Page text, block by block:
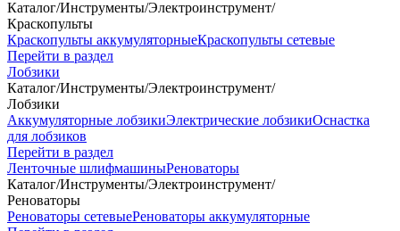
Каталог/Инструменты/Электроинструмент/
Краскопульты
Краскопульты аккумуляторныеКраскопульты сетевые
Перейти в раздел
Лобзики
Каталог/Инструменты/Электроинструмент/
Лобзики
Аккумуляторные лобзикиЭлектрические лобзикиОснастка
для лобзиков
Перейти в раздел
Ленточные шлифмашиныРеноваторы
Каталог/Инструменты/Электроинструмент/
Реноваторы
Реноваторы сетевыеРеноваторы аккумуляторные